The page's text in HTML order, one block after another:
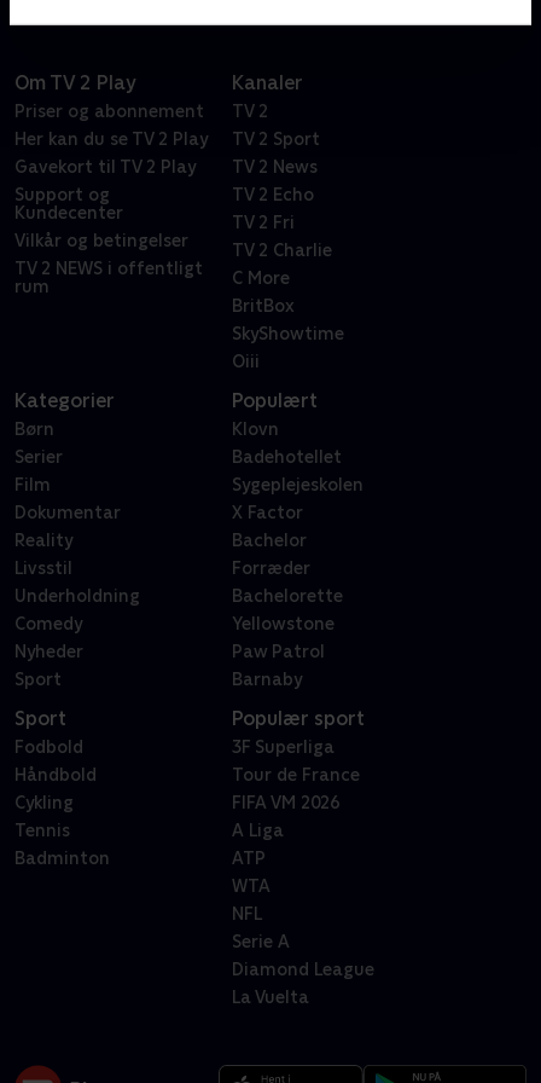
Om TV 2 Play
Priser og abonnement
Her kan du se TV 2 Play
Gavekort til TV 2 Play
Support og
Kundecenter
Vilkår og betingelser
TV 2 NEWS i offentligt
rum
Kanaler
TV 2
TV 2 Sport
TV 2 News
TV 2 Echo
TV 2 Fri
TV 2 Charlie
C More
BritBox
SkyShowtime
Oiii
Kategorier
Børn
Serier
Film
Dokumentar
Reality
Livsstil
Underholdning
Comedy
Nyheder
Sport
Populært
Klovn
Badehotellet
Sygeplejeskolen
X Factor
Bachelor
Forræder
Bachelorette
Yellowstone
Paw Patrol
Barnaby
Sport
Fodbold
Håndbold
Cykling
Tennis
Badminton
Populær sport
3F Superliga
Tour de France
FIFA VM 2026
A Liga
ATP
WTA
NFL
Serie A
Diamond League
La Vuelta